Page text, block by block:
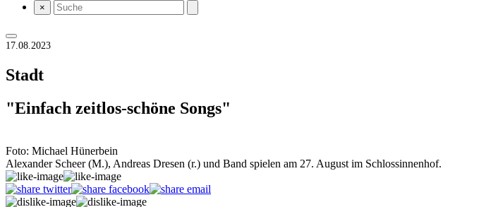
×
17.08.2023
Stadt
"Einfach zeitlos-schöne Songs"
Foto: Michael Hünerbein
Alexander Scheer (M.), Andreas Dresen (r.) und Band spielen am 27. August im Schlossinnenhof.